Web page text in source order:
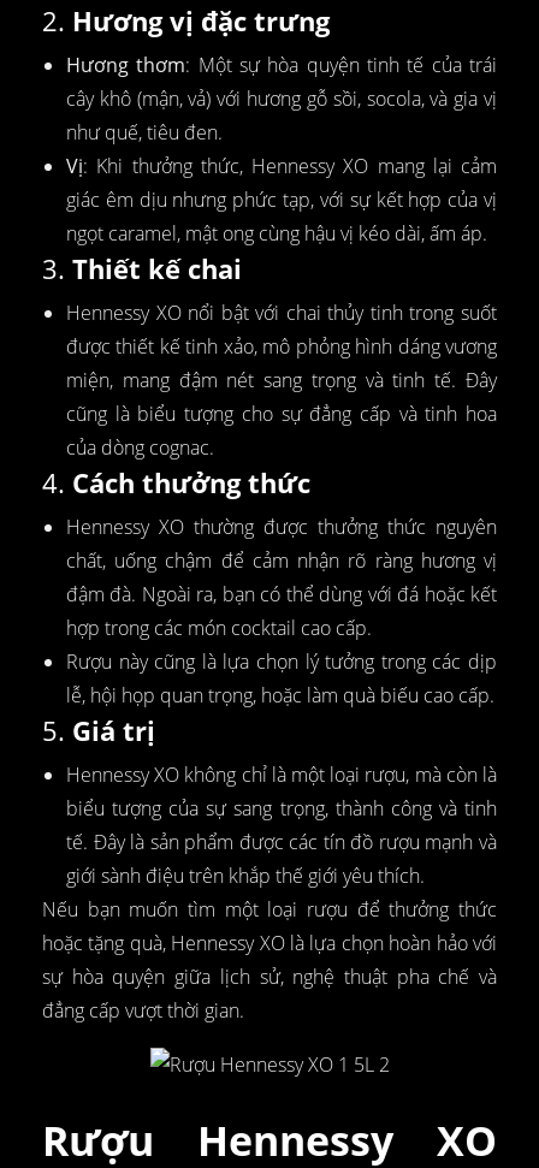
2. Hương vị đặc trưng
Hương thơm: Một sự hòa quyện tinh tế của trái
cây khô (mận, vả) với hương gỗ sồi, socola, và gia vị
như quế, tiêu đen.
Vị: Khi thưởng thức, Hennessy XO mang lại cảm
giác êm dịu nhưng phức tạp, với sự kết hợp của vị
ngọt caramel, mật ong cùng hậu vị kéo dài, ấm áp.
3. Thiết kế chai
Hennessy XO nổi bật với chai thủy tinh trong suốt
được thiết kế tinh xảo, mô phỏng hình dáng vương
miện, mang đậm nét sang trọng và tinh tế. Đây
cũng là biểu tượng cho sự đẳng cấp và tinh hoa
của dòng cognac.
4. Cách thưởng thức
Hennessy XO thường được thưởng thức nguyên
chất, uống chậm để cảm nhận rõ ràng hương vị
đậm đà. Ngoài ra, bạn có thể dùng với đá hoặc kết
hợp trong các món cocktail cao cấp.
Rượu này cũng là lựa chọn lý tưởng trong các dịp
lễ, hội họp quan trọng, hoặc làm quà biếu cao cấp.
5. Giá trị
Hennessy XO không chỉ là một loại rượu, mà còn là
biểu tượng của sự sang trọng, thành công và tinh
tế. Đây là sản phẩm được các tín đồ rượu mạnh và
giới sành điệu trên khắp thế giới yêu thích.
Nếu bạn muốn tìm một loại rượu để thưởng thức
hoặc tặng quà, Hennessy XO là lựa chọn hoàn hảo với
sự hòa quyện giữa lịch sử, nghệ thuật pha chế và
đẳng cấp vượt thời gian.
Rượu Hennessy XO